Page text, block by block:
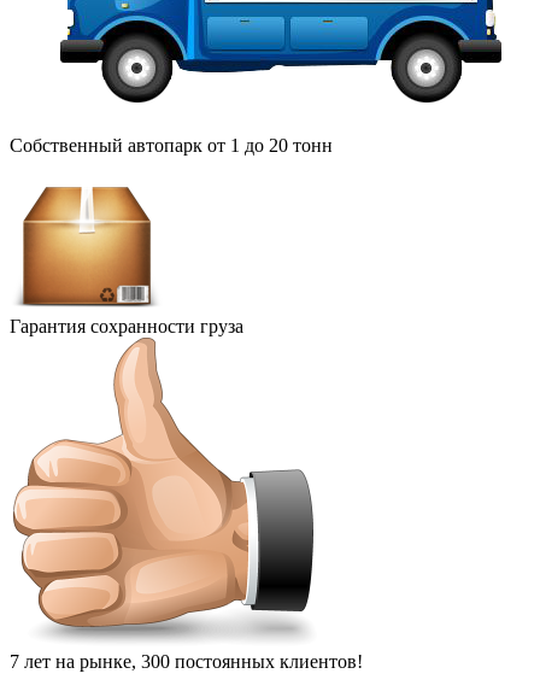
Собственный автопарк от 1 до 20 тонн
Гарантия сохранности груза
7 лет на рынке, 300 постоянных клиентов!